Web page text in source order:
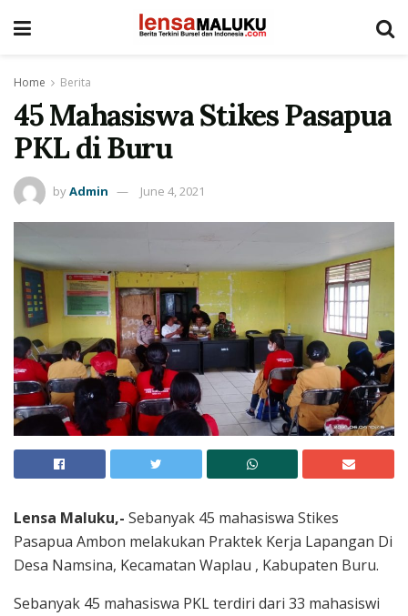
Home Berita
45 Mahasiswa Stikes Pasapua
PKL di Buru
byAdmin June 4, 2021
Lensa Maluku,- Sebanyak 45 mahasiswa Stikes
Pasapua Ambon melakukan Praktek Kerja Lapangan Di
Desa Namsina, Kecamatan Waplau , Kabupaten Buru.
Sebanyak 45 mahasiswa PKL terdiri dari 33 mahasiswi